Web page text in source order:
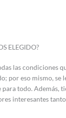
ELEGIDO?
las condiciones
por eso mismo, se
todo. Además,
interesantes